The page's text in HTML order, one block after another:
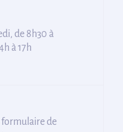
de 8h30 à
à 17h
formulaire de